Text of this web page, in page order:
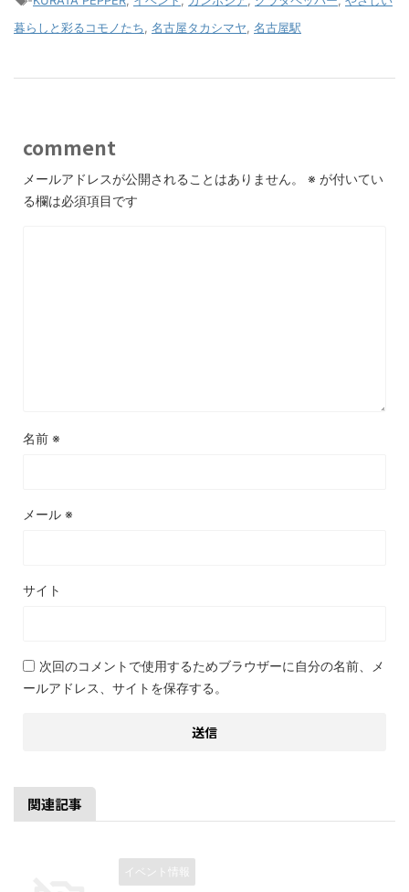
暮らしと彩るコモノたち 名古屋タカシマヤ 名古屋駅
comment
メールアドレスが公開されることはありません。 ※ が付いてい
る欄は必須項目です
名前 ※
メール ※
サイト
次回のコメントで使用するためブラウザーに自分の名前、メ
ールアドレス、サイトを保存する。
関連記事
イベント情報